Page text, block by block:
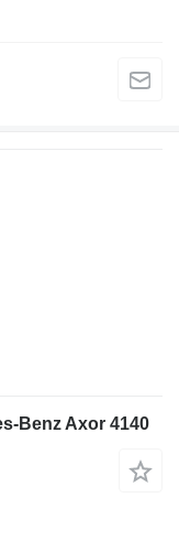
Benz Axor 4140